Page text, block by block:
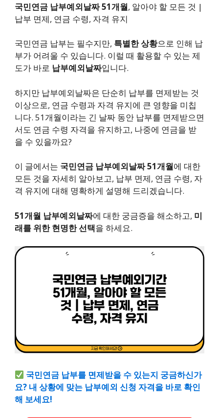
국민연금 납부예외날짜 51개월, 알아야 할 모든 것 |
납부 면제, 연금 수령, 자격 유지
국민연금 납부는 필수지만, 특별한 상황으로 인해 납
부가 어려울 수 있습니다. 이럴 때 활용할 수 있는 제
도가 바로 납부예외날짜입니다.
하지만 납부예외날짜은 단순히 납부를 면제받는 것
이상으로, 연금 수령과 자격 유지에 큰 영향을 미칩
니다. 51개월이라는 긴 날짜 동안 납부를 면제받으면
서도 연금 수령 자격을 유지하고, 나중에 연금을 받
을 수 있을까요?
이 글에서는 국민연금 납부예외날짜 51개월에 대한
모든 것을 자세히 알아보고, 납부 면제, 연금 수령, 자
격 유지에 대해 명확하게 설명해 드리겠습니다.
51개월 납부예외날짜에 대한 궁금증을 해소하고, 미
래를 위한 현명한 선택을 하세요.
국민연금 납부를 면제받을 수 있는지 궁금하신가
요? 내 상황에 맞는 납부예외 신청 자격을 바로 확인
해 보세요!